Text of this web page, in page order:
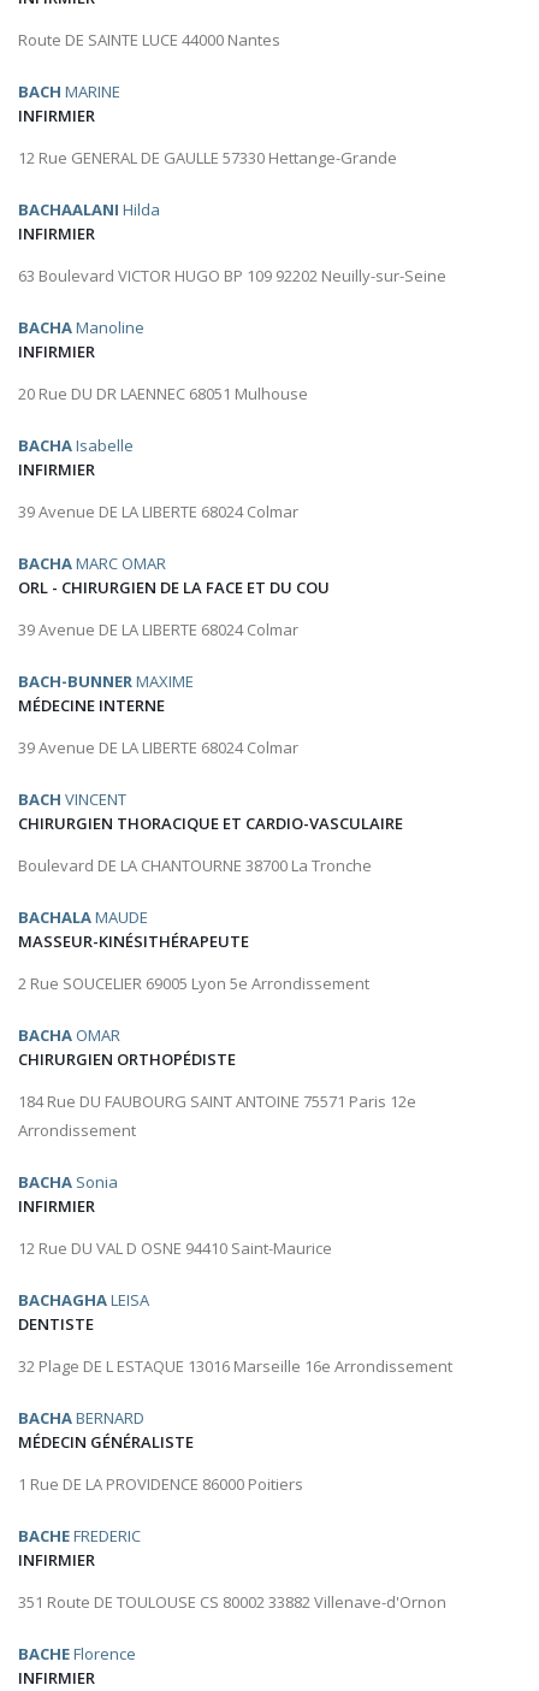
Route DE SAINTE LUCE 44000 Nantes
BACH MARINE
INFIRMIER
12 Rue GENERAL DE GAULLE 57330 Hettange-Grande
BACHAALANI Hilda
INFIRMIER
63 Boulevard VICTOR HUGO BP 109 92202 Neuilly-sur-Seine
BACHAManoline
INFIRMIER
20 Rue DU DR LAENNEC 68051 Mulhouse
BACHAIsabelle
INFIRMIER
39 Avenue DE LA LIBERTE 68024 Colmar
BACHAMARC OMAR
ORL - CHIRURGIEN DE LA FACE ET DU COU
39 Avenue DE LA LIBERTE 68024 Colmar
BACH-BUNNERMAXIME
MÉDECINE INTERNE
39 Avenue DE LA LIBERTE 68024 Colmar
BACH VINCENT
CHIRURGIEN THORACIQUE ET CARDIO-VASCULAIRE
Boulevard DE LA CHANTOURNE 38700 La Tronche
BACHALAMAUDE
MASSEUR-KINÉSITHÉRAPEUTE
2 Rue SOUCELIER 69005 Lyon 5e Arrondissement
BACHA OMAR
CHIRURGIEN ORTHOPÉDISTE
184 Rue DU FAUBOURG SAINT ANTOINE 75571 Paris 12e
Arrondissement
BACHA Sonia
INFIRMIER
12 Rue DU VAL D OSNE 94410 Saint-Maurice
BACHAGHALEISA
DENTISTE
32 Plage DE L ESTAQUE 13016 Marseille 16e Arrondissement
BACHABERNARD
MÉDECIN GÉNÉRALISTE
1 Rue DE LA PROVIDENCE 86000 Poitiers
BACHEFREDERIC
INFIRMIER
351 Route DE TOULOUSE CS 80002 33882 Villenave-d'Ornon
BACHEFlorence
INFIRMIER